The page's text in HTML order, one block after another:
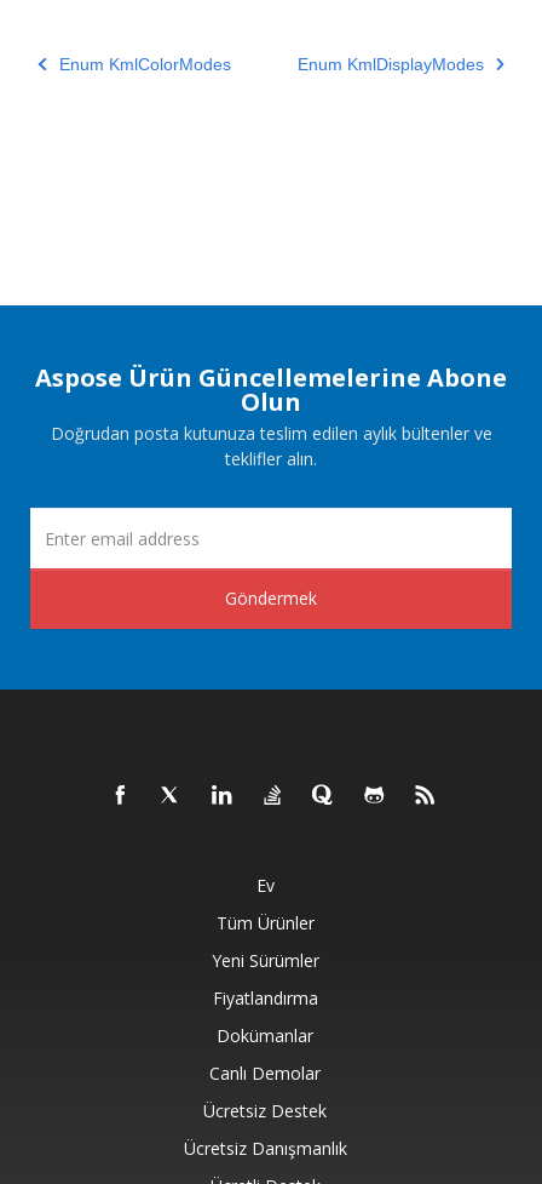
Enum KmlColorModes Enum KmlDisplayModes
Aspose Ürün Güncellemelerine Abone
Olun
Doğrudan posta kutunuza teslim edilen aylık bültenler ve
teklifler alın.
Göndermek
Ev
Tüm Ürünler
Yeni Sürümler
Fiyatlandırma
Dokümanlar
Canlı Demolar
Ücretsiz Destek
Ücretsiz Danışmanlık